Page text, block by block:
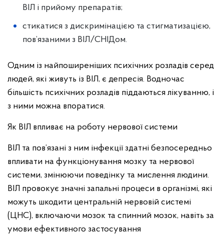
ВІЛ і прийому препаратів;
стикатися з дискримінацією та стигматизацією,
пов’язаними з ВІЛ/СНІДом.
Одним із найпоширеніших психічних розладів серед
людей, які живуть із ВІЛ, є депресія. Водночас
більшість психічних розладів піддаються лікуванню, і
з ними можна впоратися.
Як ВІЛ впливає на роботу нервової системи
ВІЛ та пов’язані з ним інфекції здатні безпосередньо
впливати на функціонування мозку та нервової
системи, змінюючи поведінку та мислення людини.
ВІЛ провокує значні запальні процеси в організмі, які
можуть шкодити центральній нервовій системі
(ЦНС), включаючи мозок та спинний мозок, навіть за
умови ефективного застосування